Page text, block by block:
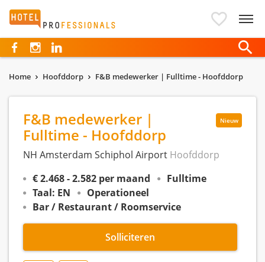
Hotelprofessionals
Home Hoofddorp F&B medewerker | Fulltime - Hoofddorp
Nieuw
F&B medewerker |
Fulltime - Hoofddorp
NH Amsterdam Schiphol Airport Hoofddorp
€ 2.468 - 2.582 per maand
Fulltime
Taal: EN
Operationeel
Bar / Restaurant / Roomservice
Solliciteren